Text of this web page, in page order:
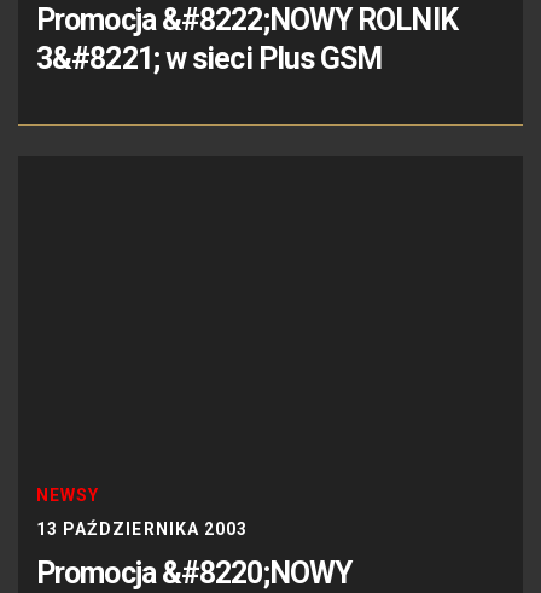
Promocja &#8222;NOWY ROLNIK
3&#8221; w sieci Plus GSM
NEWSY
13 PAŹDZIERNIKA 2003
Promocja &#8220;NOWY